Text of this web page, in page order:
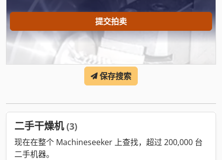
提交拍卖
保存搜索
二手干燥机(3)
现在在整个 Machineseeker 上查找，超过 200,000 台
二手机器。